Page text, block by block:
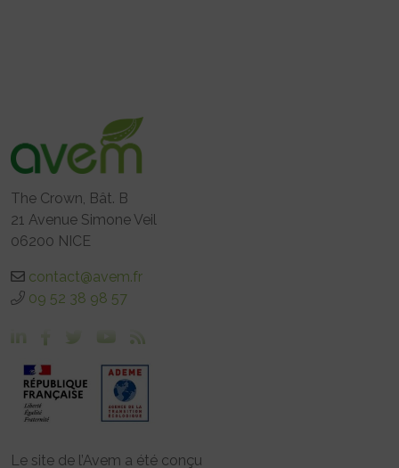
The Crown, Bât. B
21 Avenue Simone Veil
06200 NICE
contact@avem.fr
09 52 38 98 57
Le site de l’Avem a été conçu